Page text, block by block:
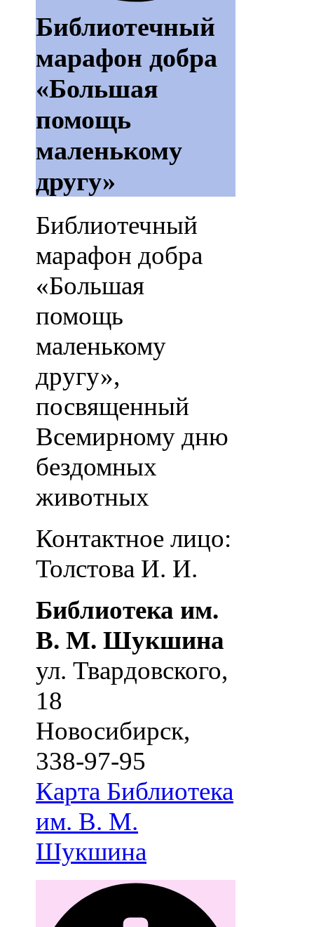
Библиотечный
марафон добра
«Большая
помощь
маленькому
другу»
Библиотечный
марафон добра
«Большая
помощь
маленькому
другу»,
посвященный
Всемирному дню
бездомных
животных
Контактное лицо:
Толстова И. И.
Библиотека им.
В. М. Шукшина
ул. Твардовского,
18
Новосибирск,
338-97-95
Карта Библиотека
им. В. М.
Шукшина